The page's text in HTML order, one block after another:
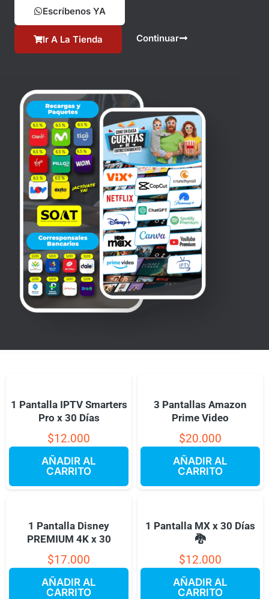
Escríbenos YA
Ir A La Tienda Continuar
1 Pantalla IPTV Smarters
Pro x 30 Días
$12.000
AÑADIR AL
CARRITO
3 Pantallas Amazon
Prime Video
$20.000
AÑADIR AL
CARRITO
1 Pantalla Disney
PREMIUM 4K x 30
$17.000
AÑADIR AL
CARRITO
1 Pantalla MX x 30 Días
🐉
$12.000
AÑADIR AL
CARRITO